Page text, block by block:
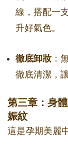
線，搭配一
升好氣色。
徹底卸妝 ：
徹底清潔，
第三章：身
娠紋
這是孕期美麗